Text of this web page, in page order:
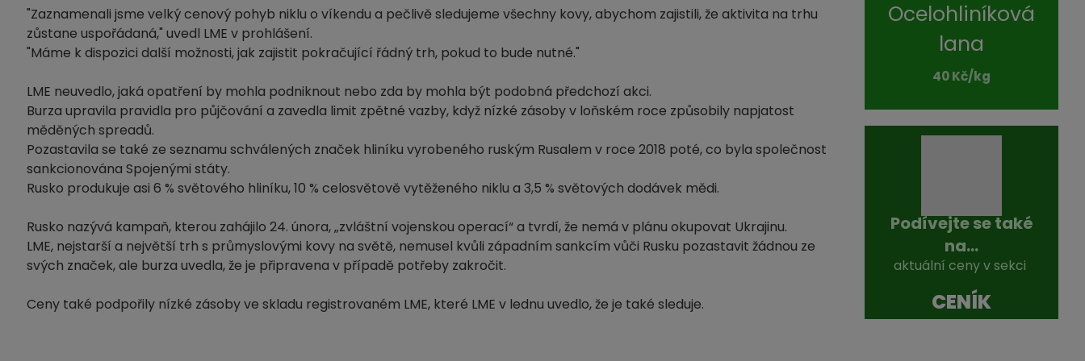
"Zaznamenali jsme velký cenový pohyb niklu o víkendu a pečlivě sledujeme všechny kovy, abychom zajistili, že aktivita na trhu
zůstane uspořádaná," ​​uvedl LME v prohlášení.
"Máme k dispozici další možnosti, jak zajistit pokračující řádný trh, pokud to bude nutné."
LME neuvedlo, jaká opatření by mohla podniknout nebo zda by mohla být podobná předchozí akci.
Burza upravila pravidla pro půjčování a zavedla limit zpětné vazby, když nízké zásoby v loňském roce způsobily napjatost
měděných spreadů.
Pozastavila se také ze seznamu schválených značek hliníku vyrobeného ruským Rusalem v roce 2018 poté, co byla společnost
sankcionována Spojenými státy.
Rusko produkuje asi 6 % světového hliníku, 10 % celosvětově vytěženého niklu a 3,5 % světových dodávek mědi.
Rusko nazývá kampaň, kterou zahájilo 24. února, „zvláštní vojenskou operací“ a tvrdí, že nemá v plánu okupovat Ukrajinu.
LME, nejstarší a největší trh s průmyslovými kovy na světě, nemusel kvůli západním sankcím vůči Rusku pozastavit žádnou ze
svých značek, ale burza uvedla, že je připravena v případě potřeby zakročit.
Ceny také podpořily nízké zásoby ve skladu registrovaném LME, které LME v lednu uvedlo, že je také sleduje.
Ocelohliníková
lana
40 Kč/kg
Podívejte se také
na...
aktuální ceny v sekci
CENÍK